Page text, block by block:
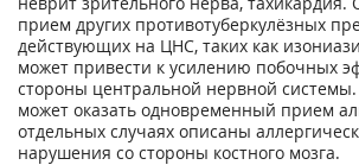
прием других противотуберкулёзных
действующих на ЦНС, таких как
может привести к усилению побочных
стороны центральной нервной
может оказать одновременный прием
отдельных случаях описаны
нарушения со стороны костного мозга.